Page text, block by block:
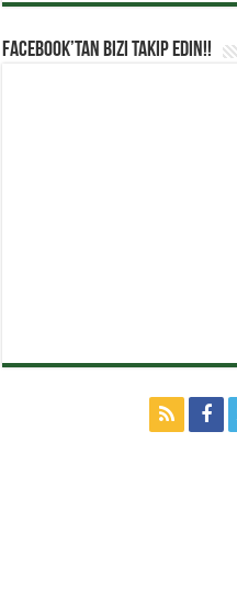
Facebook’tan Bizi Takip Edin!!